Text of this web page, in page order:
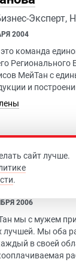
Эксперт,
2004
команда
Регионального
МейТан с
и
Эксперт,
2006
мы с мужем
лучшей. Мы оба
в своей
сайт лучше.
.